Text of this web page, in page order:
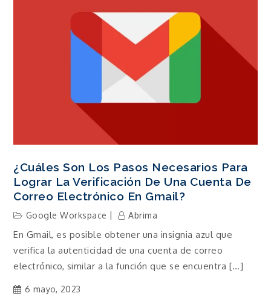
¿Cuáles Son Los Pasos Necesarios Para
Lograr La Verificación De Una Cuenta De
Correo Electrónico En Gmail?
Google Workspace Abrima
En Gmail, es posible obtener una insignia azul que
verifica la autenticidad de una cuenta de correo
electrónico, similar a la función que se encuentra […]
6 mayo, 2023